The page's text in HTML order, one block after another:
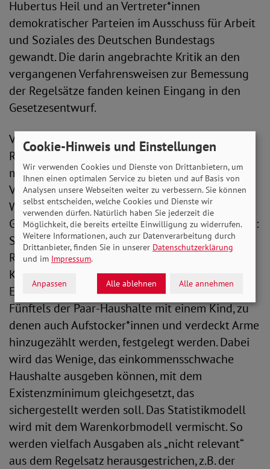
Hubertus Heil und an Vertreter*innen
demokratischer Parteien im Ausschuss für Arbeit
und Soziales des Deutschen Bundestags
gewandt. Die darin angebrachte Kritik an den
vergangenen Verfahrensweisen zur Bemessung
der Regelsätze fanden keinen Eingang in den
Gesetzesentwurf.
Vielmehr weist die Verfahrensweise der
Regelbedarfsermittlung die gleichen
methodischen Mängel auf, die in der
Vergangenheit vom SoVD und vielen weiteren
Wohlfahrts- und Sozialverbänden sowie
Gewerkschaften kritisch angemerkt worden sind:
So soll die Höhe der Regelsätze auch bei dieser
Regelbedarfsermittlung auf Basis der
Konsumausgaben der unteren 15 Prozent der
Ein-Personenhaushalte sowie des unteren
Fünftels der Paar-Haushalte mit einem Kind, zu
denen auch Aufstocker*innen und verdeckt Arme
hinzugezählt werden, festgelegt werden. Dabei
wird das Wenige, das einkommensschwache
Haushalte ausgeben können, mit dem
Existenzminimum gleichgesetzt, das
sichergestellt werden soll. Das Statistikmodell
wird mit dem Warenkorbmodell vermischt. So
werden vielfach Ausgaben als „nicht relevant“
aus dem Regelsatz herausgestrichen, z.B. der
Cookie-Hinweis und Einstellungen
Wir verwenden Cookies und Dienste von Drittanbietern, um
Ihnen einen optimalen Service zu bieten und auf Basis von
Analysen unsere Webseiten weiter zu verbessern. Sie können
selbst entscheiden, welche Cookies und Dienste wir
verwenden dürfen. Natürlich haben Sie jederzeit die
Möglichkeit, die bereits erteilte Einwilligung zu widerrufen.
Weitere Informationen, auch zur Datenverarbeitung durch
Drittanbieter, finden Sie in unserer Datenschutzerklärung
und im Impressum.
Anpassen Alle ablehnen Alle annehmen